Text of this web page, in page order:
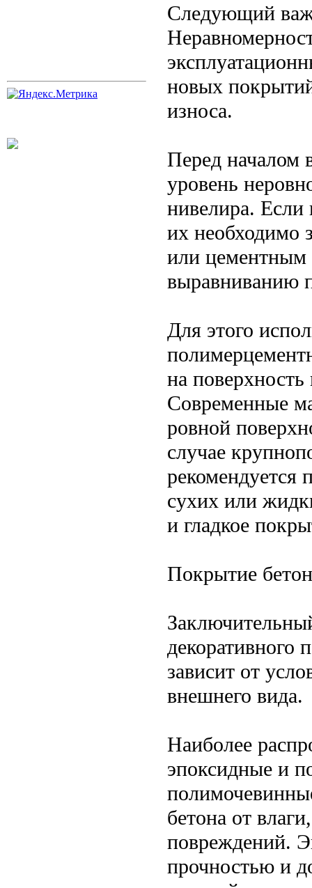
Следующий
новых
износа.
Перед началом
уровень
нивелира.
их необходимо
или цементным
выравниванию
Для этого
на
Современные
ровной
случае
сухих или
и гладкое
Покрытие
зависит от
внешнего вида.
Наиболее
эпоксидные и
бетона от
повреждений.
прочностью и